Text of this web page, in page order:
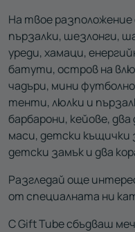
На твое
пързалки, шезлонги,
уреди, хамаци,
батути, остров на
чадъри, мини
тенти, люлки и
барбарони, кейове,
маси, детски къщички
детски замък и два
Разгледай още
от специалната ни
С Gift Tube сбъдваш